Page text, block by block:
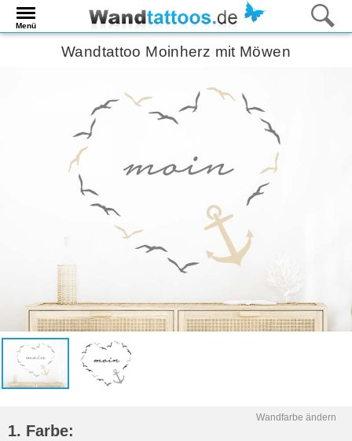
Menü
Wandtattoo Moinherz mit Möwen
Wandfarbe ändern
1. Farbe: